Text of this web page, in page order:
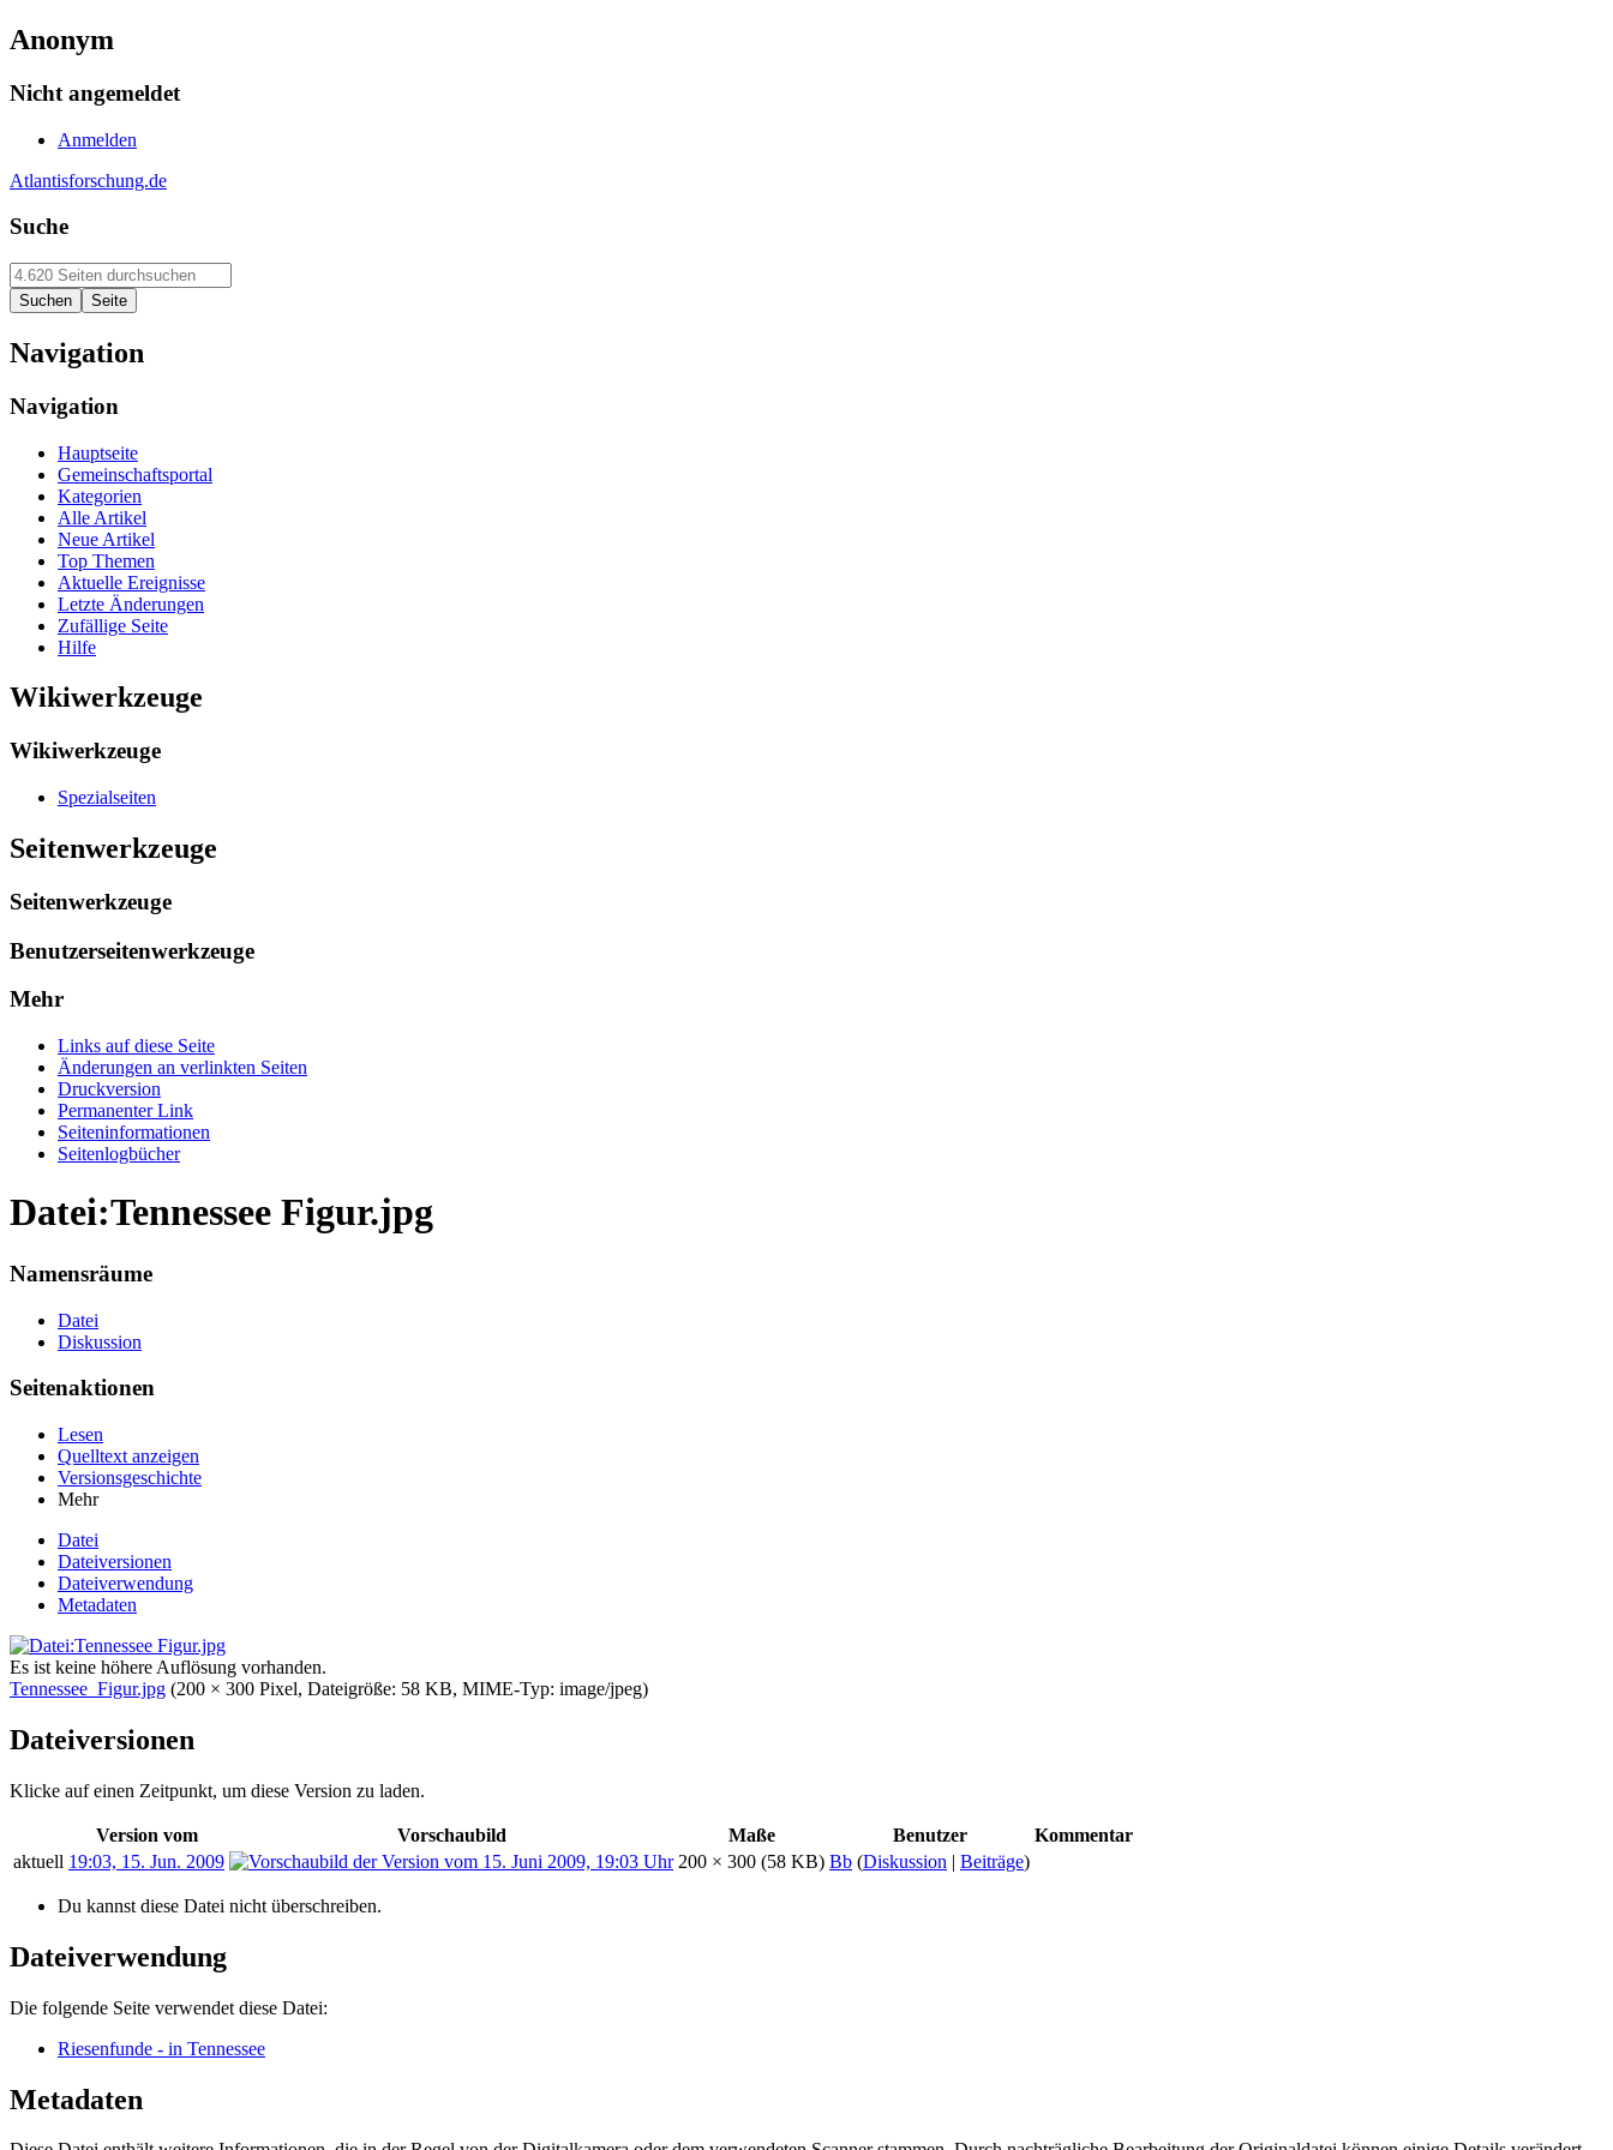
Anonym
Nicht angemeldet
Anmelden
Atlantisforschung.de
Suche
Navigation
Navigation
Hauptseite
Gemeinschaftsportal
Kategorien
Alle Artikel
Neue Artikel
Top Themen
Aktuelle Ereignisse
Letzte Änderungen
Zufällige Seite
Hilfe
Wikiwerkzeuge
Wikiwerkzeuge
Spezialseiten
Seitenwerkzeuge
Seitenwerkzeuge
Benutzerseitenwerkzeuge
Mehr
Links auf diese Seite
Änderungen an verlinkten Seiten
Druckversion
Permanenter Link
Seiten­informationen
Seitenlogbücher
Datei:Tennessee Figur.jpg
Namensräume
Datei
Diskussion
Seitenaktionen
Lesen
Quelltext anzeigen
Versionsgeschichte
Mehr
Datei
Dateiversionen
Dateiverwendung
Metadaten
Es ist keine höhere Auflösung vorhanden.
Tennessee_Figur.jpg (200 × 300 Pixel, Dateigröße: 58 KB, MIME-Typ: image/jpeg)
Dateiversionen
Klicke auf einen Zeitpunkt, um diese Version zu laden.
Version vom Vorschaubild Maße Benutzer
Kommentar
aktuell 19:03, 15. Jun. 2009 200 × 300 (58 KB) Bb (Diskussion | Beiträge)
Du kannst diese Datei nicht überschreiben.
Dateiverwendung
Die folgende Seite verwendet diese Datei:
Riesenfunde - in Tennessee
Metadaten